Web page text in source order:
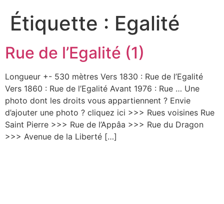
Étiquette : Egalité
Rue de l’Egalité (1)
Longueur +- 530 mètres Vers 1830 : Rue de l’Egalité
Vers 1860 : Rue de l’Egalité Avant 1976 : Rue … Une
photo dont les droits vous appartiennent ? Envie
d’ajouter une photo ? cliquez ici >>> Rues voisines Rue
Saint Pierre >>> Rue de l’Appâa >>> Rue du Dragon
>>> Avenue de la Liberté […]